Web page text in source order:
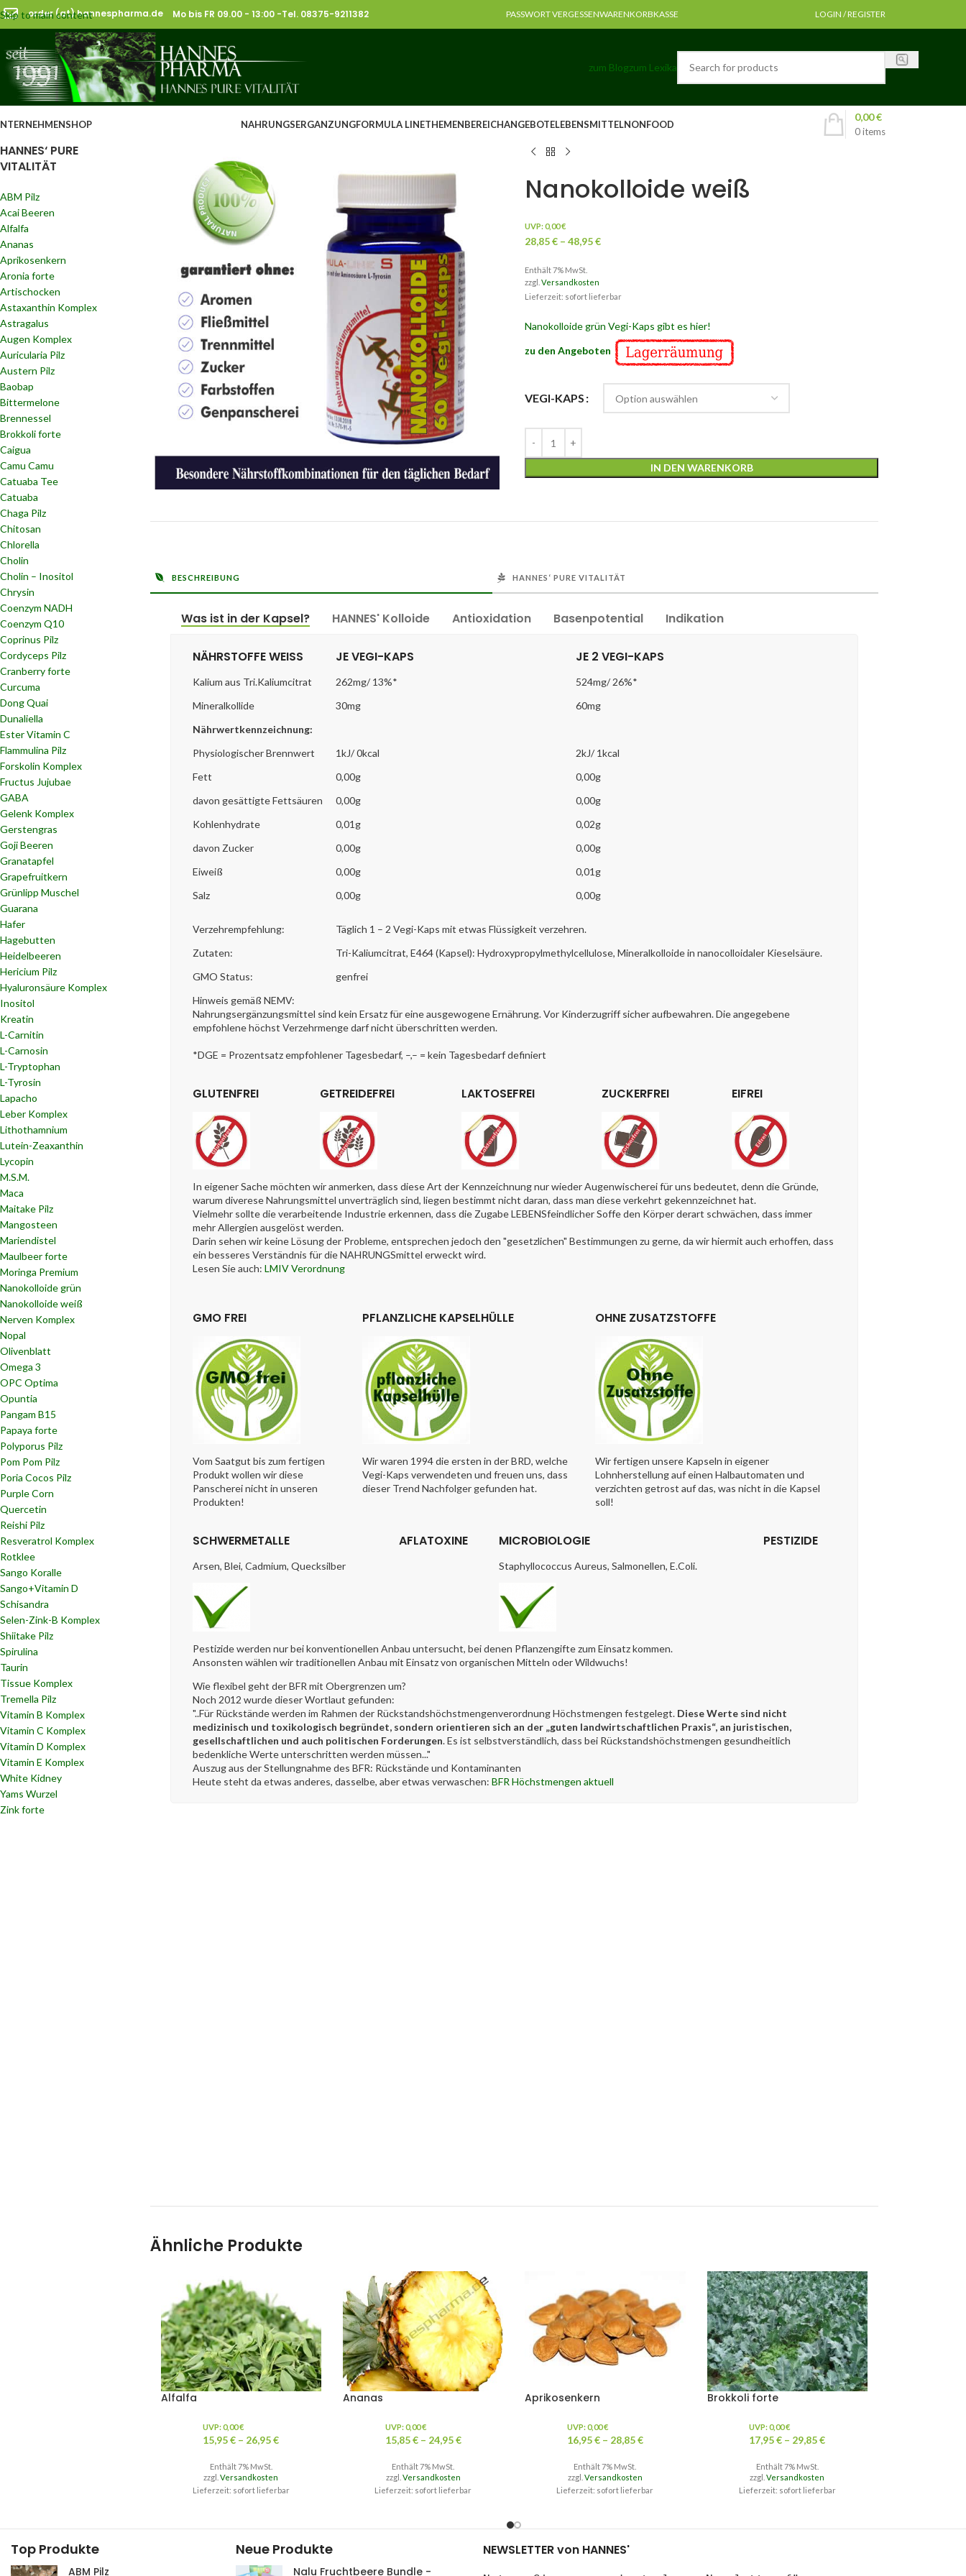
Skip to main content
order (at) hannespharma.de Mo bis FR 09.00 - 13:00 -Tel. 08375-9211382 PASSWORT VERGESSENWARENKORBKASSE LOGIN / REGISTER
zum Blogzum Lexika
SHOP NAHRUNGSERGANZUNGFORMULA LINETHEMENBEREICHANGEBOTELEBENSMITTELNONFOOD
0items
0,00€
HANNES‘ PURE
VITALITÄT
ABM Pilz
Acai Beeren
Alfalfa
Ananas
Aprikosenkern
Aronia forte
Artischocken
Astaxanthin Komplex
Astragalus
Augen Komplex
Auricularia Pilz
Austern Pilz
Baobap
Bittermelone
Brennessel
Brokkoli forte
Caigua
Camu Camu
Catuaba Tee
Catuaba
Chaga Pilz
Chitosan
Chlorella
Cholin
Cholin – Inositol
Chrysin
Coenzym NADH
Coenzym Q10
Coprinus Pilz
Cordyceps Pilz
Cranberry forte
Curcuma
Dong Quai
Dunaliella
Ester Vitamin C
Flammulina Pilz
Forskolin Komplex
Fructus Jujubae
GABA
Gelenk Komplex
Gerstengras
Goji Beeren
Granatapfel
Grapefruitkern
Grünlipp Muschel
Guarana
Hafer
Hagebutten
Heidelbeeren
Hericium Pilz
Hyaluronsäure Komplex
Inositol
Kreatin
L-Carnitin
L-Carnosin
L-Tryptophan
L-Tyrosin
Lapacho
Leber Komplex
Lithothamnium
Lutein-Zeaxanthin
Lycopin
M.S.M.
Maca
Maitake Pilz
Mangosteen
Mariendistel
Maulbeer forte
Moringa Premium
Nanokolloide grün
Nanokolloide weiß
Nerven Komplex
Nopal
Olivenblatt
Omega 3
OPC Optima
Opuntia
Pangam B15
Papaya forte
Polyporus Pilz
Pom Pom Pilz
Poria Cocos Pilz
Purple Corn
Quercetin
Reishi Pilz
Resveratrol Komplex
Rotklee
Sango Koralle
Sango+Vitamin D
Schisandra
Selen-Zink-B Komplex
Shiitake Pilz
Spirulina
Taurin
Tissue Komplex
Tremella Pilz
Vitamin B Komplex
Vitamin C Komplex
Vitamin D Komplex
Vitamin E Komplex
White Kidney
Yams Wurzel
Zink forte
Nanokolloide weiß
UVP:0,00€
28,85€ –48,95€
Enthält 7% MwSt.
zzgl.Versandkosten
Lieferzeit: sofort lieferbar
Nanokolloide grün Vegi-Kaps gibt es hier!
zu den Angeboten
VEGI-KAPS
IN DEN WARENKORB
BESCHREIBUNG HANNES‘ PURE VITALITÄT
Was ist in der Kapsel? HANNES' Kolloide Antioxidation Basenpotential Indikation
NÄHRSTOFFE WEISS JE VEGI-KAPS JE 2 VEGI-KAPS
Kalium aus Tri.Kaliumcitrat 262mg/ 13%*
524mg/ 26%*
Mineralkollide
30mg
60mg
Nährwertkennzeichnung:
Physiologischer Brennwert
1kJ/ 0kcal
2kJ/ 1kcal
Fett
0,00g
0,00g
davon gesättigte Fettsäuren
0,00g
0,00g
Kohlenhydrate
0,01g
0,02g
davon Zucker
0,00g
0,00g
Eiweiß
0,00g
0,01g
Salz
0,00g 0,00g
Verzehrempfehlung:
Täglich 1 – 2 Vegi-Kaps mit etwas Flüssigkeit verzehren.
Zutaten:
Tri-Kaliumcitrat, E464 (Kapsel): Hydroxypropylmethylcellulose, Mineralkolloide in nanocolloidaler Kieselsäure.
GMO Status:
genfrei
Hinweis gemäß NEMV:
Nahrungsergänzungsmittel sind kein Ersatz für eine ausgewogene Ernährung. Vor Kinderzugriff sicher aufbewahren. Die angegebene
empfohlene höchst Verzehrmenge darf nicht überschritten werden.
*DGE = Prozentsatz empfohlener Tagesbedarf, –,– = kein Tagesbedarf definiert
GLUTENFREI GETREIDEFREI LAKTOSEFREI ZUCKERFREI EIFREI
In eigener Sache möchten wir anmerken, dass diese Art der Kennzeichnung nur wieder Augenwischerei für uns bedeutet, denn die Gründe,
warum diverese Nahrungsmittel unverträglich sind, liegen bestimmt nicht daran, dass man diese verkehrt gekennzeichnet hat.
Vielmehr sollte die verarbeitende Industrie erkennen, dass die Zugabe LEBENSfeindlicher Soffe den Körper derart schwächen, dass immer
mehr Allergien ausgelöst werden.
Darin sehen wir keine Lösung der Probleme, entsprechen jedoch den "gesetzlichen" Bestimmungen zu gerne, da wir hiermit auch erhoffen, dass
ein besseres Verständnis für die NAHRUNGSmittel erweckt wird.
Lesen Sie auch: LMIV Verordnung
GMO FREI PFLANZLICHE KAPSELHÜLLE OHNE ZUSATZSTOFFE
Vom Saatgut bis zum fertigen
Produkt wollen wir diese
Panscherei nicht in unseren
Produkten!
Wir waren 1994 die ersten in der BRD, welche
Vegi-Kaps verwendeten und freuen uns, dass
dieser Trend Nachfolger gefunden hat.
Wir fertigen unsere Kapseln in eigener
Lohnherstellung auf einen Halbautomaten und
verzichten getrost auf das, was nicht in die Kapsel
soll!
SCHWERMETALLE AFLATOXINE MICROBIOLOGIE PESTIZIDE
Arsen, Blei, Cadmium, Quecksilber Staphyllococcus Aureus, Salmonellen, E.Coli.
Pestizide werden nur bei konventionellen Anbau untersucht, bei denen Pflanzengifte zum Einsatz kommen.
Ansonsten wählen wir traditionellen Anbau mit Einsatz von organischen Mitteln oder Wildwuchs!
Wie flexibel geht der BFR mit Obergrenzen um?
Noch 2012 wurde dieser Wortlaut gefunden:
"..Für Rückstände werden im Rahmen der Rückstandshöchstmengenverordnung Höchstmengen festgelegt. Diese Werte sind nicht
medizinisch und toxikologisch begründet, sondern orientieren sich an der „guten landwirtschaftlichen Praxis“, an juristischen,
gesellschaftlichen und auch politischen Forderungen. Es ist selbstverständlich, dass bei Rückstandshöchstmengen gesundheitlich
bedenkliche Werte unterschritten werden müssen..."
Auszug aus der Stellungnahme des BFR: Rückstände und Kontaminanten
Heute steht da etwas anderes, dasselbe, aber etwas verwaschen: BFR Höchstmengen aktuell
Ähnliche Produkte
Alfalfa
UVP:0,00€
15,95€ – 26,95€
Enthält 7% MwSt.
zzgl.Versandkosten
Lieferzeit: sofort lieferbar
Ananas
UVP:0,00€
15,85€ – 24,95€
Enthält 7% MwSt.
zzgl. Versandkosten
Lieferzeit: sofort lieferbar
Aprikosenkern
UVP:0,00€
16,95€ – 28,85€
Enthält 7% MwSt.
zzgl. Versandkosten
Lieferzeit: sofort lieferbar
Brokkoli forte
UVP:0,00€
17,95€ – 29,85€
Enthält 7% MwSt.
zzgl.Versandkosten
Lieferzeit: sofort lieferbar
Top Produkte
ABM Pilz
Neue Produkte
Nalu Fruchtbeere Bundle -
NEWSLETTER von HANNES'